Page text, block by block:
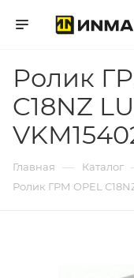
Ролик
C18NZ
Главная — Каталог
Ролик ГРМ OPEL